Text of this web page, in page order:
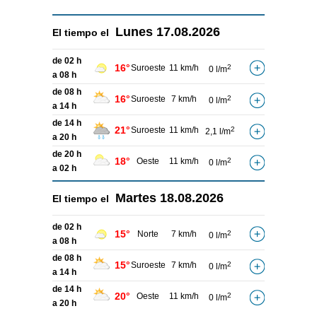
El tiempo el Lunes 17.08.2026
de 02 h
a 08 h
16°Suroeste 11 km/h 0 l/m2
de 08 h
a 14 h
16°Suroeste 7 km/h 0 l/m2
de 14 h
a 20 h
21°Suroeste 11 km/h 2,1 l/m2
de 20 h
a 02 h
18° Oeste 11 km/h 0 l/m2
El tiempo el Martes 18.08.2026
de 02 h
a 08 h
15° Norte 7 km/h 0 l/m2
de 08 h
a 14 h
15°Suroeste 7 km/h 0 l/m2
de 14 h
a 20 h
20° Oeste 11 km/h 0 l/m2